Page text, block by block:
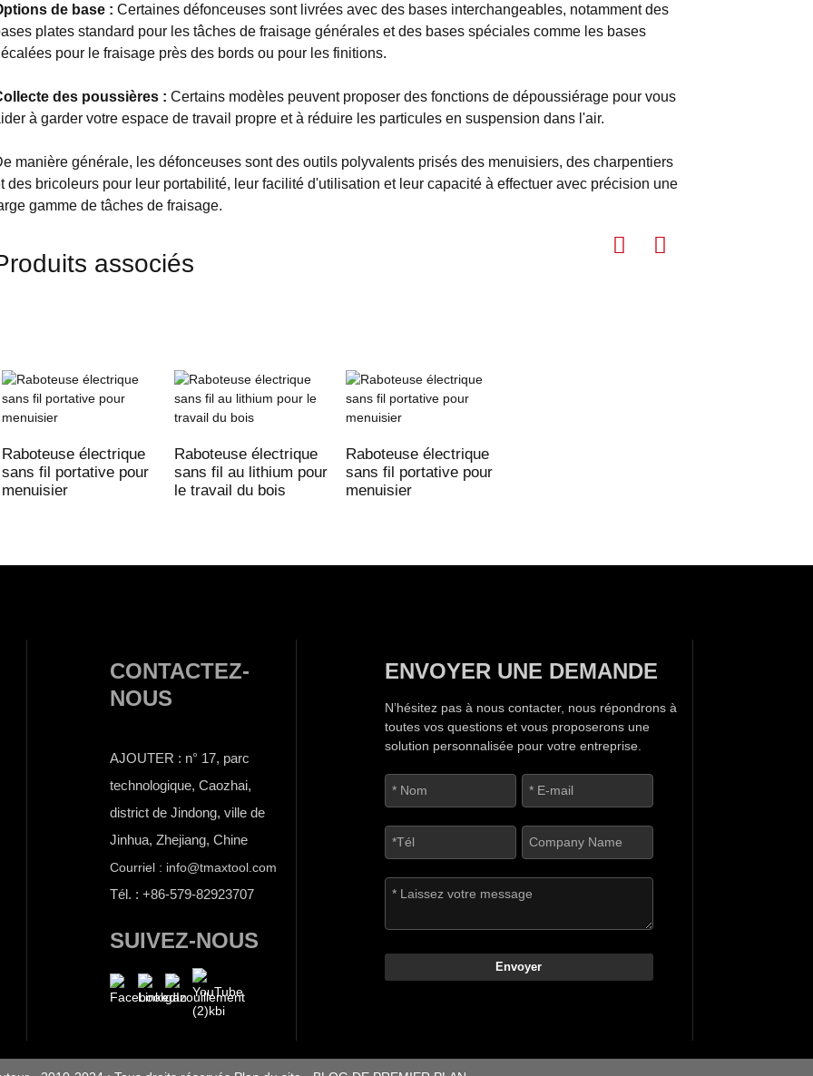
de base : Certaines défonceuses sont livrées avec des bases interchangeables, notamment des
plates standard pour les tâches de fraisage générales et des bases spéciales comme les bases
pour le fraisage près des bords ou pour les finitions.
des poussières : Certains modèles peuvent proposer des fonctions de dépoussiérage pour vous
à garder votre espace de travail propre et à réduire les particules en suspension dans l'air.
manière générale, les défonceuses sont des outils polyvalents prisés des menuisiers, des charpentiers
des bricoleurs pour leur portabilité, leur facilité d'utilisation et leur capacité à effectuer avec précision une
gamme de tâches de fraisage.
associés
Raboteuse électrique
sans fil portative pour
menuisier
Raboteuse électrique
sans fil au lithium pour
le travail du bois
Raboteuse électrique
sans fil portative pour
menuisier
CONTACTEZ-
NOUS
AJOUTER : n° 17, parc
technologique, Caozhai,
district de Jindong, ville de
Jinhua, Zhejiang, Chine
Courriel : info@tmaxtool.com
Tél. : +86-579-82923707
SUIVEZ-NOUS
ENVOYER UNE DEMANDE
N’hésitez pas à nous contacter, nous répondrons à
toutes vos questions et vous proposerons une
solution personnalisée pour votre entreprise.
Envoyer